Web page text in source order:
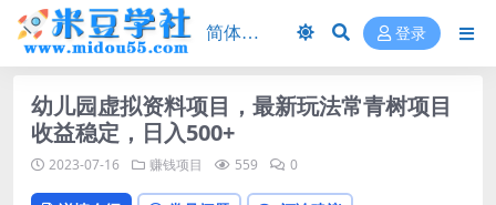
登录
幼儿园虚拟资料项目，最新玩法常青树项目
收益稳定，日入500+
2023-07-16 赚钱项目 559 0